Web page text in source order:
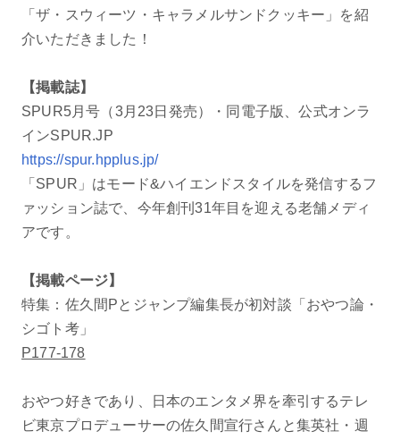
「ザ・スウィーツ・キャラメルサンドクッキー」を紹
介いただきました！
【掲載誌】
SPUR5月号（3月23日発売）・同電子版、公式オンラ
インSPUR.JP
https://spur.hpplus.jp/
「SPUR」はモード&ハイエンドスタイルを発信するフ
ァッション誌で、今年創刊31年目を迎える老舗メディ
アです。
【掲載ページ】
特集：佐久間Pとジャンプ編集長が初対談「おやつ論・
シゴト考」
P177-178
おやつ好きであり、日本のエンタメ界を牽引するテレ
ビ東京プロデューサーの佐久間宣行さんと集英社・週